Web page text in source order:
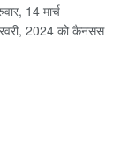
14 मार्च
2024 को कैनसस